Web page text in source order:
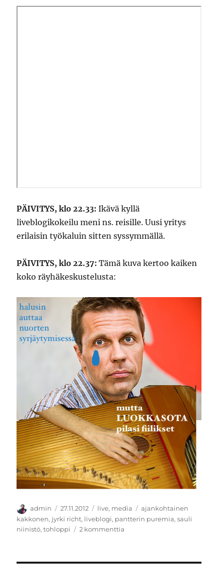
PÄIVITYS, klo 22.33:Ikävä kyllä
liveblogikokeilu meni ns. reisille. Uusi yritys
erilaisin työkaluin sitten syssymmällä.
PÄIVITYS, klo 22.37: Tämä kuva kertoo kaiken
koko räyhäkeskustelusta:
Kirjoittaja
admin Julkaistu
27.11.2012 Kategoriat
live, media Avainsanat
ajankohtainen
kakkonen, jyrki richt, liveblogi, pantterin puremia,sauli
niinistö,tohloppi 2 kommenttia